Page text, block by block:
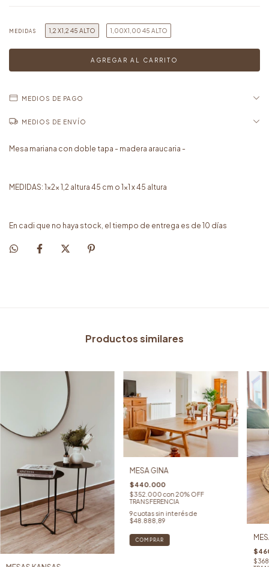
MEDIDAS 1,2 X1,2 45 ALTO 1,00X1,00 45 ALTO
MEDIOS DE PAGO
MEDIOS DE ENVÍO
Mesa mariana con doble tapa - madera araucaria -
MEDIDAS: 1x2x 1,2 altura 45 cm o 1x1 x 45 altura
En cadi que no haya stock, el tiempo de entrega es de 10 días
Productos similares
MESA GINA
$440.000
$352.000con 20% OFF
TRANSFERENCIA
9cuotas sin interés de
$48.888,89
COMPRAR